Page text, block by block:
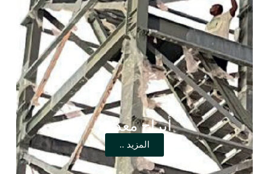
أبراج معدنية
المزيد ..